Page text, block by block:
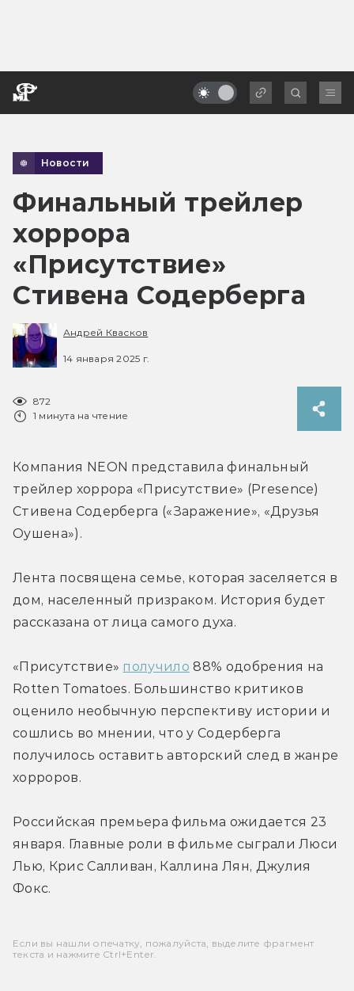
Новости
Финальный трейлер
хоррора
«Присутствие»
Стивена Содерберга
Андрей Квасков
14 января 2025 г.
872
1 минута на чтение
Компания NEON представила финальный
трейлер хоррора «Присутствие» (Presence)
Стивена Содерберга («Заражение», «Друзья
Оушена»).
Лента посвящена семье, которая заселяется в
дом, населенный призраком. История будет
рассказана от лица самого духа.
«Присутствие» получило 88% одобрения на
Rotten Tomatoes. Большинство критиков
оценило необычную перспективу истории и
сошлись во мнении, что у Содерберга
получилось оставить авторский след в жанре
хорроров.
Российская премьера фильма ожидается 23
января. Главные роли в фильме сыграли Люси
Лью, Крис Салливан, Каллина Лян, Джулия
Фокс.
Если вы нашли опечатку, пожалуйста, выделите фрагмент
текста и нажмите Ctrl+Enter.